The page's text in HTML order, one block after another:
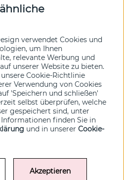
Sie vor allen anderen
Ja bitte!
verwendet Cookies und
um Ihnen
relevante Werbung und
unserer Website zu bieten.
Cookie-Richtlinie
Verwendung von Cookies
'Speichern und schließen'
selbst überprüfen, welche
gespeichert sind, unter
finden Sie in
und in unserer Cookie-
Akzeptieren